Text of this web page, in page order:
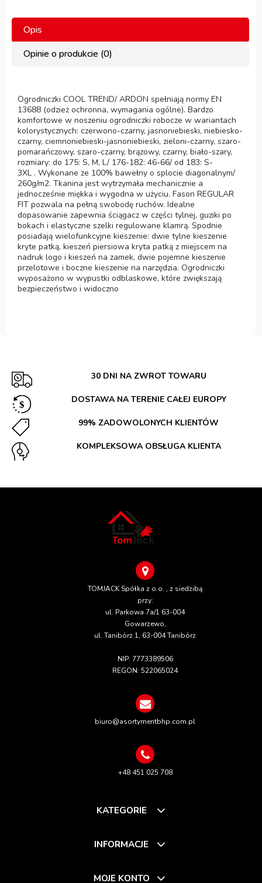
Opis
Opinie o produkcie (0)
Ogrodniczki COOL TREND/ ARDON spełniają normy EN
13688 (odzież ochronna, wymagania ogólne). Bardzo
komfortowe w noszeniu ogrodniczki robocze w wariantach
kolorystycznych: czerwono-czarny, jasnoniebieski, niebiesko-
czarny, ciemnoniebieski-jasnoniebieski, zieloni-czarny, szaro-
pomarańczowy, szaro-czarny, brązowy, czarny, biało-szary,
rozmiary: do 175: S, M, L/ 176-182: 46-66/ od 183: S-
3XL . Wykonane ze 100% bawełny o splocie diagonalnym/
260g/m2. Tkanina jest wytrzymała mechanicznie a
jednocześnie miękka i wygodna w użyciu. Fason REGULAR
FIT pozwala na pełną swobodę ruchów. Idealne
dopasowanie zapewnia ściągacz w części tylnej, guziki po
bokach i elastyczne szelki regulowane klamrą. Spodnie
posiadają wielofunkcyjne kieszenie: dwie tylne kieszenie
kryte patką, kieszeń piersiowa kryta patką z miejscem na
nadruk logo i kieszeń na zamek, dwie pojemne kieszenie
przelotowe i boczne kieszenie na narzędzia. Ogrodniczki
wyposażono w wypustki odblaskowe, które zwiększają
bezpieczeństwo i widoczno
30 DNI NA ZWROT TOWARU
DOSTAWA NA TERENIE CAŁEJ EUROPY
99% ZADOWOLONYCH KLIENTÓW
KOMPLEKSOWA OBSŁUGA KLIENTA
TOMJACK Spółka z o.o. , z siedzibą
przy:
ul. Parkowa 7a/1 63-004
Gowarzewo,
ul. Tanibórz 1, 63-004 Tanibórz
NIP: 7773389506
REGON: 522065024
biuro@asortymentbhp.com.pl
+48 451 025 708
KATEGORIE
INFORMACJE
MOJE KONTO